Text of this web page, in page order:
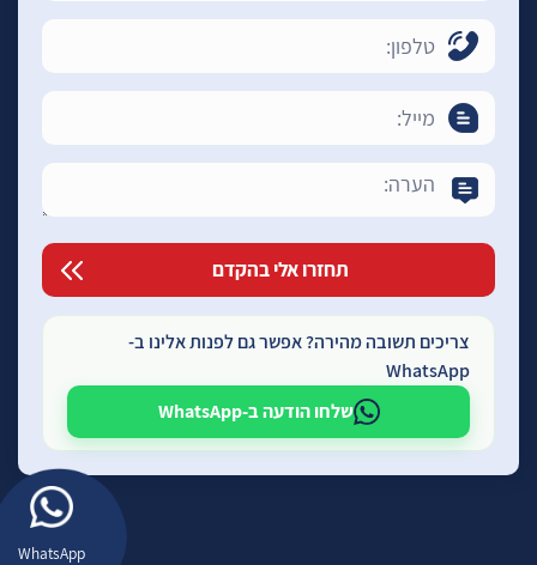
WhatsApp
צריכים תשובה מהירה? אפשר גם לפנות אלינו ב-
WhatsApp
שלחו הודעה ב-WhatsApp